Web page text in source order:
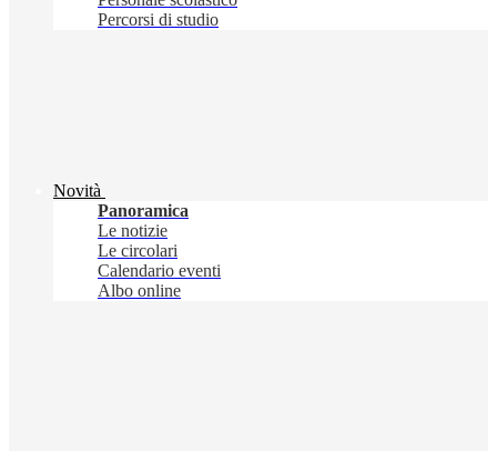
Percorsi di studio
Novità
Panoramica
Le notizie
Le circolari
Calendario eventi
Albo online